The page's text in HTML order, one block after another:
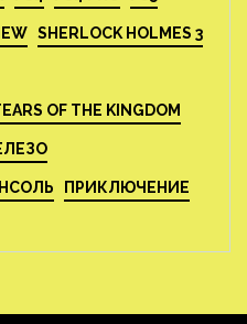
SHERLOCK HOLMES 3
OF THE KINGDOM
ПРИКЛЮЧЕНИЕ